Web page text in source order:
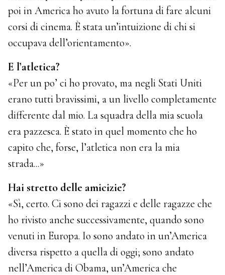
poi in America ho avuto la fortuna di fare alcuni
corsi di cinema. È stata un’intuizione di chi si
occupava dell’orientamento».
E l’atletica?
«Per un po’ ci ho provato, ma negli Stati Uniti
erano tutti bravissimi, a un livello completamente
differente dal mio. La squadra della mia scuola
era pazzesca. È stato in quel momento che ho
capito che, forse, l’atletica non era la mia
strada...»
Hai stretto delle amicizie?
«Sì, certo. Ci sono dei ragazzi e delle ragazze che
ho rivisto anche successivamente, quando sono
venuti in Europa. Io sono andato in un’America
diversa rispetto a quella di oggi; sono andato
nell’America di Obama, un’America che